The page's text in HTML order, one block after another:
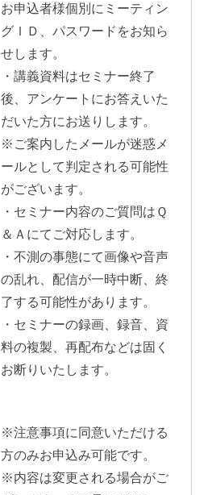
お申込者様個別にミーティン
グＩＤ、パスワードをお知ら
せします。
・講義資料はセミナー終了
後、アンケートにお答えいた
だいた方にお送りします。
※ご案内したメールが迷惑メ
ールとして判定される可能性
がございます。
・セミナー内容のご質問はＱ
＆Ａにてご対応します。
・不測の事態にて画像や音声
の乱れ、配信が一時中断、終
了する可能性があります。
・セミナーの録画、録音、資
料の複製、再配布などは固く
お断りいたします。
※注意事項に同意いただける
方のみお申込み可能です。
※内容は変更される場合がご